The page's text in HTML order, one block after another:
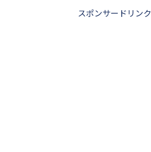
スポンサードリンク